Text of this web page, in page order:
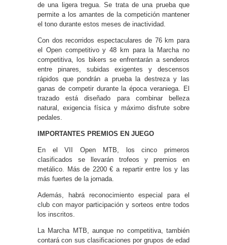
de una ligera tregua. Se trata de una prueba que
permite a los amantes de la competición mantener
el tono durante estos meses de inactividad.
Con dos recorridos espectaculares de 76 km para
el Open competitivo y 48 km para la Marcha no
competitiva, los bikers se enfrentarán a senderos
entre pinares, subidas exigentes y descensos
rápidos que pondrán a prueba la destreza y las
ganas de competir durante la época veraniega. El
trazado está diseñado para combinar belleza
natural, exigencia física y máximo disfrute sobre
pedales.
IMPORTANTES PREMIOS EN JUEGO
En el VII Open MTB, los cinco primeros
clasificados se llevarán trofeos y premios en
metálico. Más de 2200 € a repartir entre los y las
más fuertes de la jornada.
Además, habrá reconocimiento especial para el
club con mayor participación y sorteos entre todos
los inscritos.
La Marcha MTB, aunque no competitiva, también
contará con sus clasificaciones por grupos de edad